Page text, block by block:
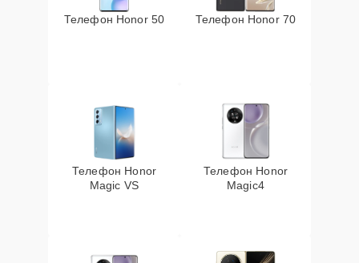
Телефон Honor 50 Телефон Honor 70
Телефон Honor
Magic VS
Телефон Honor
Magic4